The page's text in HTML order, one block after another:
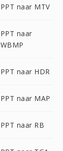
PPT naar MTV
PPT naar
WBMP
PPT naar HDR
PPT naar MAP
PPT naar RB